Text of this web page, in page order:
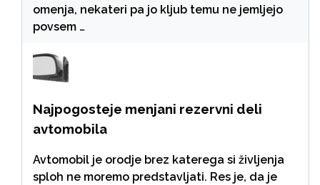
omenja, nekateri pa jo kljub temu ne jemljejo
povsem …
Najpogosteje menjani rezervni deli
avtomobila
Avtomobil je orodje brez katerega si življenja
sploh ne moremo predstavljati. Res je, da je